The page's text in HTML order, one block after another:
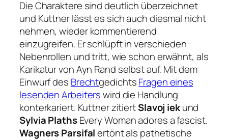
Die Charaktere sind deutlich überzeichnet
und Kuttner lässt es sich auch diesmal nicht
nehmen, wieder kommentierend
einzugreifen. Er schlüpft in verschieden
Nebenrollen und tritt, wie schon erwähnt, als
Karikatur von Ayn Rand selbst auf. Mit dem
Einwurf des BrechtgedichtsFragen eines
lesenden Arbeiterswird die Handlung
konterkariert. Kuttner zitiertSlavoj iekund
Sylvia Plaths Every Woman adores a fascist.
Wagners Parsifalertönt als pathetische